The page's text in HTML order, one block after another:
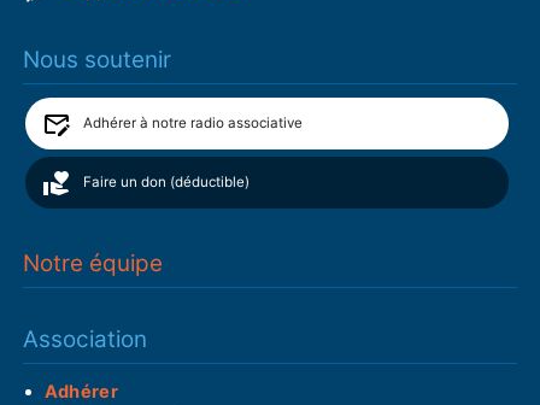
Nous soutenir
Adhérer à notre radio associative
Faire un don (déductible)
Notre équipe
Association
Adhérer